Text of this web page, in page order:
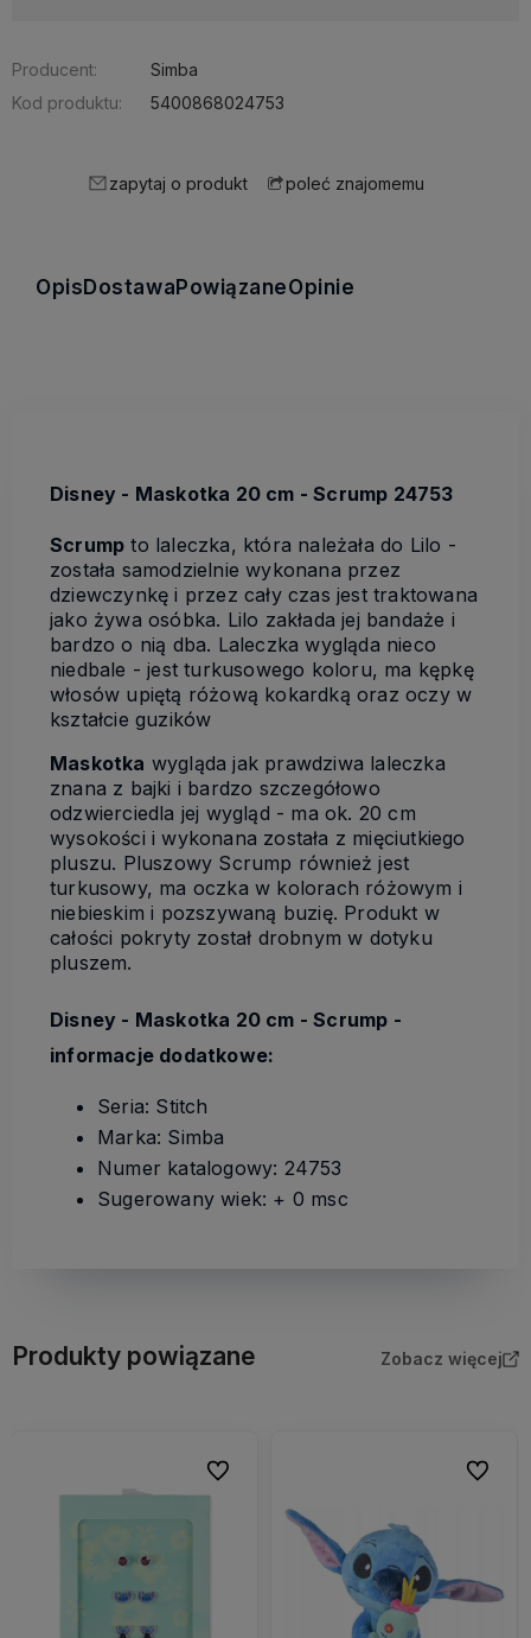
Producent:
Simba
Kod produktu:
5400868024753
zapytaj o produkt poleć znajomemu
OpisDostawaPowiązaneOpinie
Disney - Maskotka 20 cm - Scrump 24753
Scrump to laleczka, która należała do Lilo -
została samodzielnie wykonana przez
dziewczynkę i przez cały czas jest traktowana
jako żywa osóbka. Lilo zakłada jej bandaże i
bardzo o nią dba. Laleczka wygląda nieco
niedbale - jest turkusowego koloru, ma kępkę
włosów upiętą różową kokardką oraz oczy w
kształcie guzików
Maskotka wygląda jak prawdziwa laleczka
znana z bajki i bardzo szczegółowo
odzwierciedla jej wygląd - ma ok. 20 cm
wysokości i wykonana została z mięciutkiego
pluszu. Pluszowy Scrump również jest
turkusowy, ma oczka w kolorach różowym i
niebieskim i pozszywaną buzię. Produkt w
całości pokryty został drobnym w dotyku
pluszem.
Disney - Maskotka 20 cm - Scrump -
informacje dodatkowe:
Seria: Stitch
Marka: Simba
Numer katalogowy: 24753
Sugerowany wiek: + 0 msc
Produkty powiązane Zobacz więcej
Do ulubionych Do